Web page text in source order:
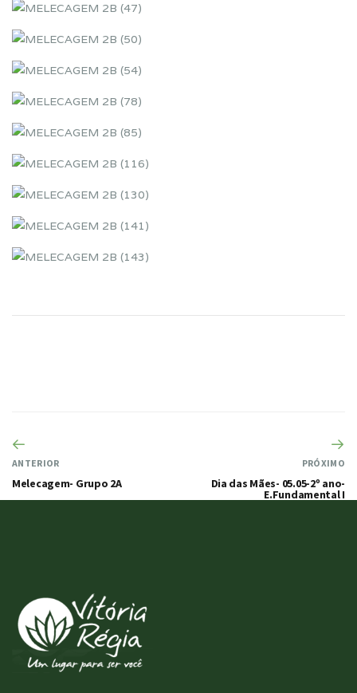
ANTERIOR
Melecagem- Grupo 2A
PRÓXIMO
Dia das Mães- 05.05-2º ano-
E.Fundamental I